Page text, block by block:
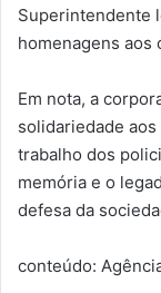
Superintendente
homenagens aos
Em nota, a
solidariedade
trabalho dos
memória e o
defesa da
conteúdo: